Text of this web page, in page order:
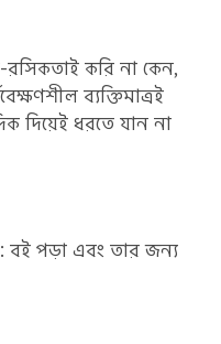
রসিকতাই করি না কেন,
ব্যক্তিমাত্রই
দিয়েই ধরতে যান না
: বই পড়া এবং তার জন্য